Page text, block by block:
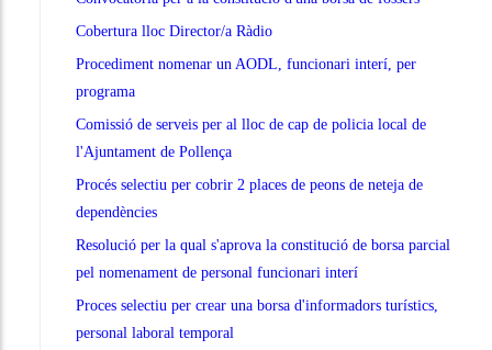
Cobertura lloc Director/a Ràdio
Procediment nomenar un AODL, funcionari interí, per
programa
Comissió de serveis per al lloc de cap de policia local de
l'Ajuntament de Pollença
Procés selectiu per cobrir 2 places de peons de neteja de
dependències
Resolució per la qual s'aprova la constitució de borsa parcial
pel nomenament de personal funcionari interí
Proces selectiu per crear una borsa d'informadors turístics,
personal laboral temporal